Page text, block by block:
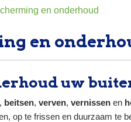
en onderhoud
en
uw
, beitsen, verven, vernissen en
op te frissen en duurzaam